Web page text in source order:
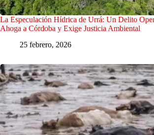
La Especulación Hídrica de Urrá: Un Delito
Ahoga a Córdoba y Exige Justicia Ambiental
25 febrero, 2026